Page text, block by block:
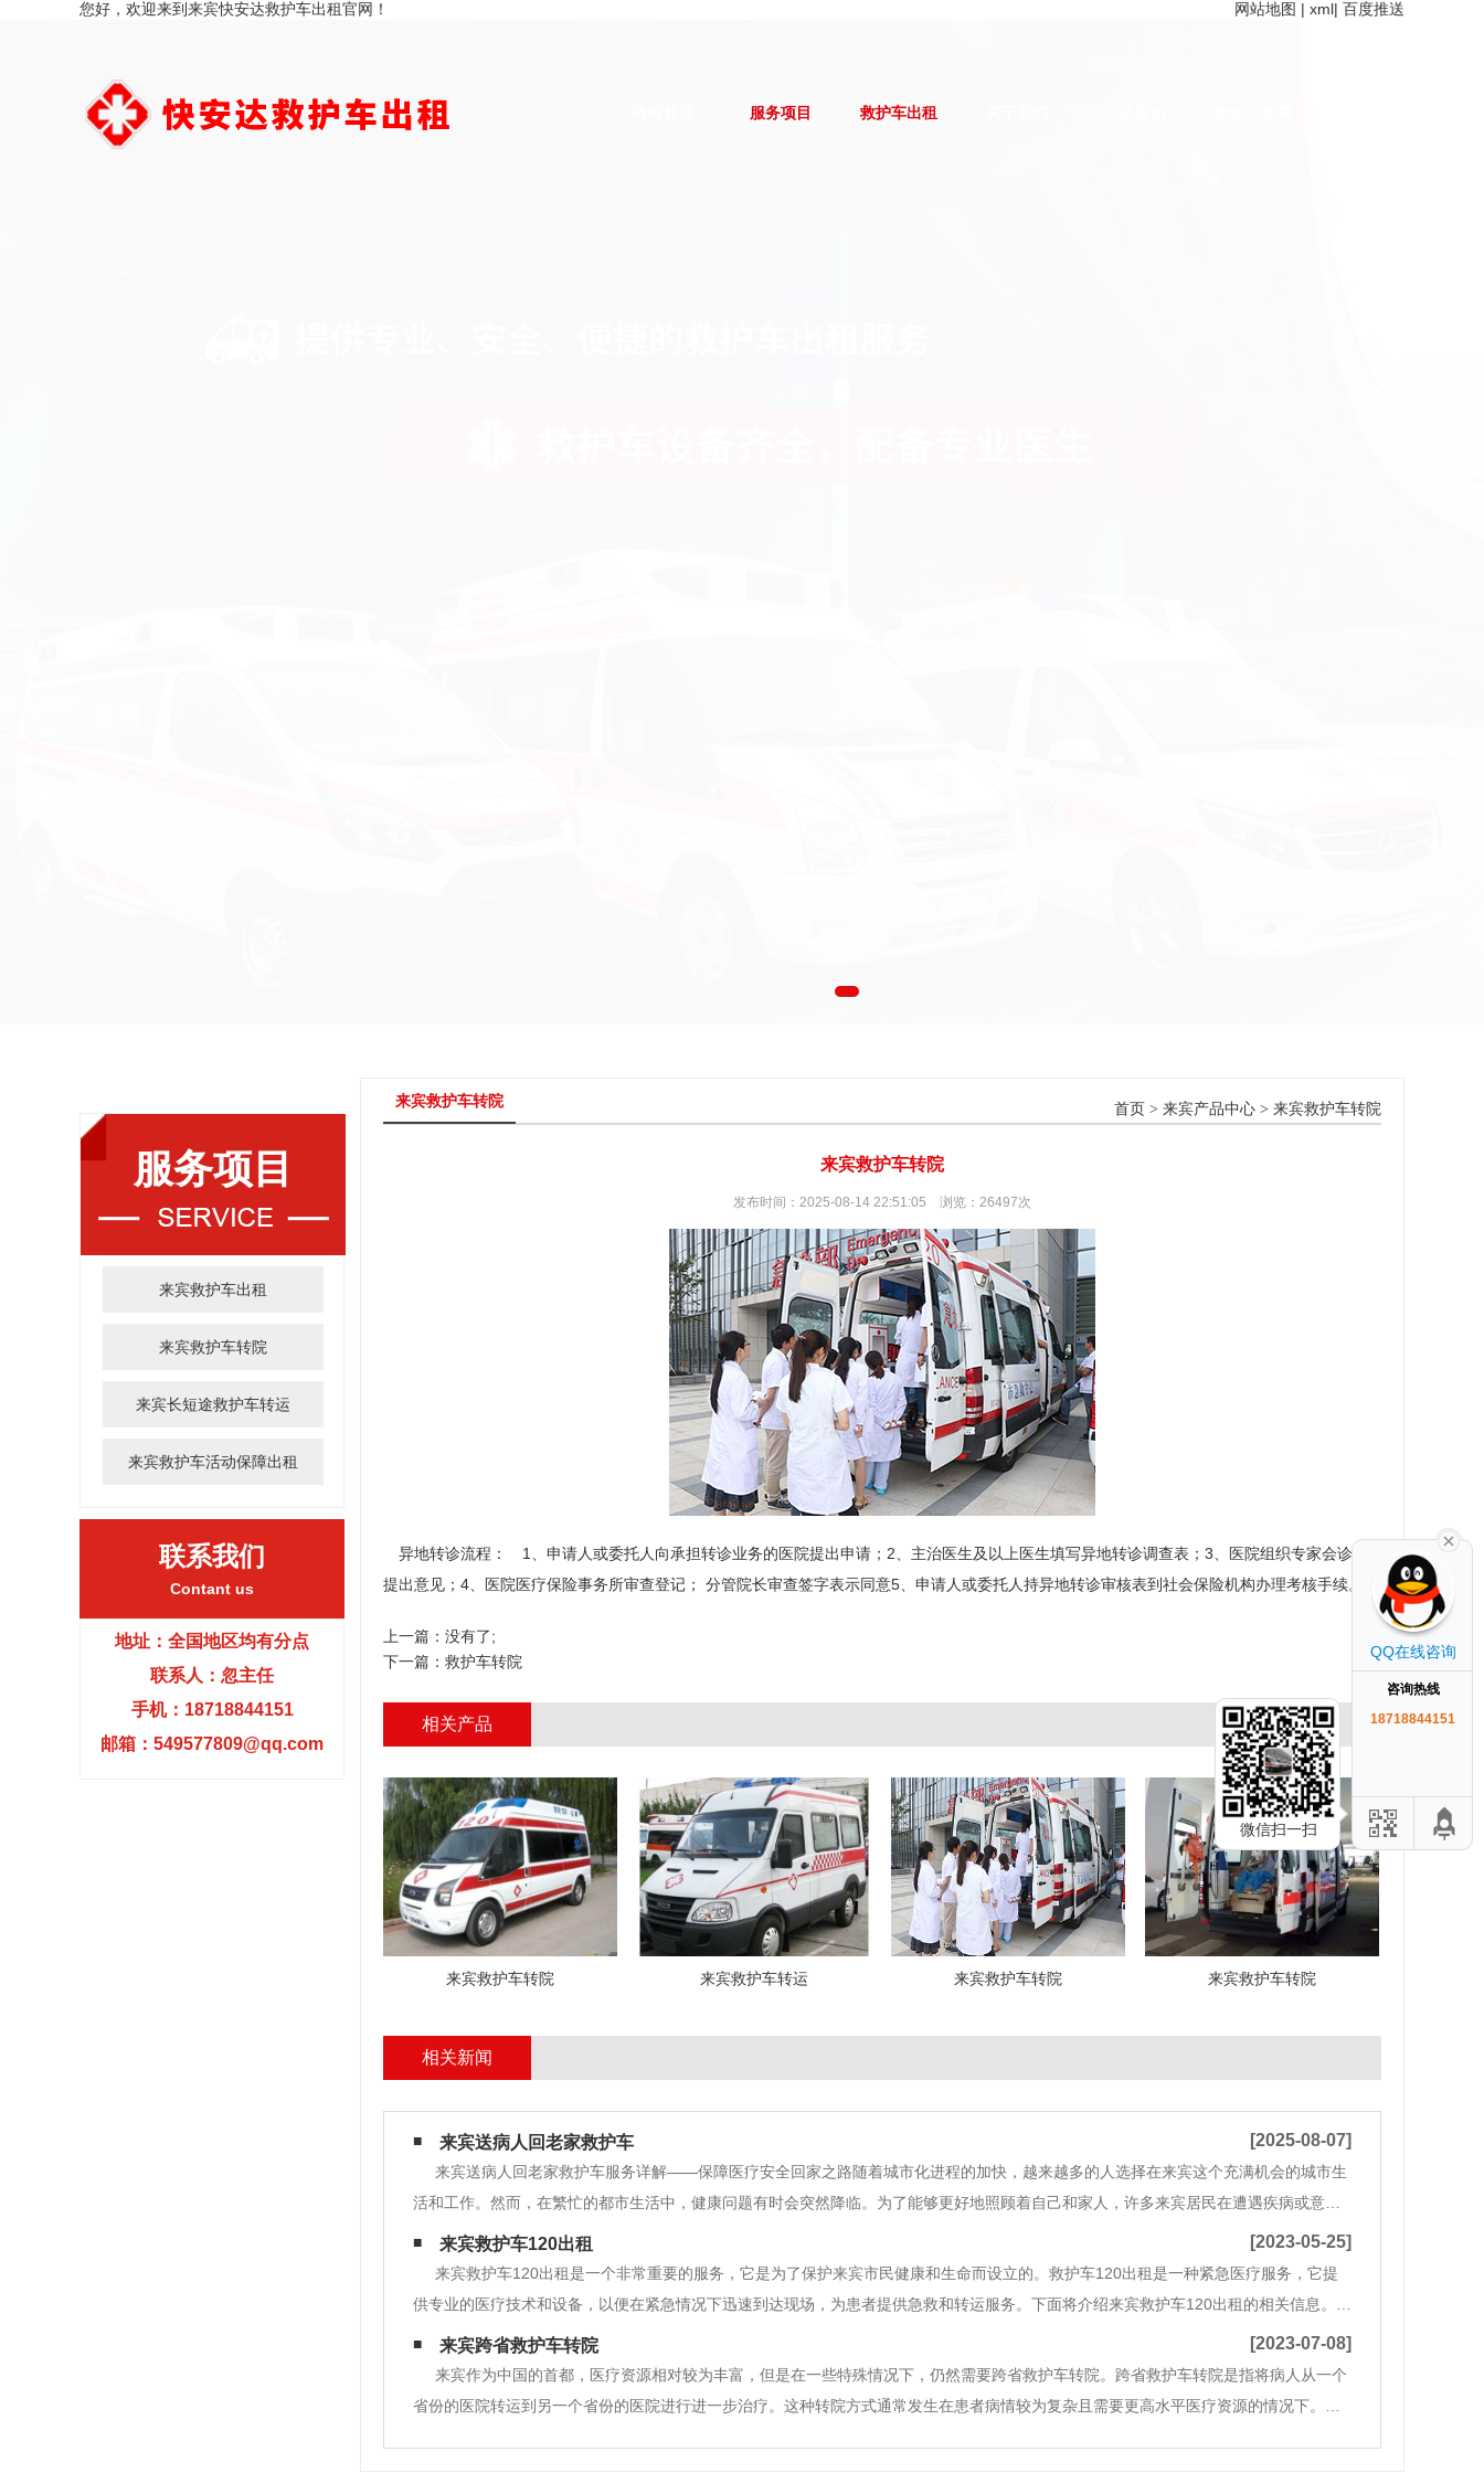
您好，欢迎来到来宾快安达救护车出租官网！ 网站地图 | xml| 百度推送
服务项目 救护车出租
服务项目
来宾救护车出租
来宾救护车转院
来宾长短途救护车转运
来宾救护车活动保障出租
联系我们
Contant us
地址：全国地区均有分点
联系人：忽主任
手机：18718844151
邮箱：549577809@qq.com
来宾救护车转院 首页 > 来宾产品中心 > 来宾救护车转院
来宾救护车转院
发布时间：2025-08-14 22:51:05 浏览：26497次
异地转诊流程： 1、申请人或委托人向承担转诊业务的医院提出申请；2、主治医生及以上医生填写异地转诊调查表；3、医院组织专家会诊并
提出意见；4、医院医疗保险事务所审查登记； 分管院长审查签字表示同意5、申请人或委托人持异地转诊审核表到社会保险机构办理考核手续。
上一篇：没有了;
下一篇： 救护车转院
相关产品
来宾救护车转院 来宾救护车转运 来宾救护车转院 来宾救护车转院
相关新闻
来宾送病人回老家救护车 [2025-08-07]
来宾送病人回老家救护车服务详解——保障医疗安全回家之路随着城市化进程的加快，越来越多的人选择在来宾这个充满机会的城市生
活和工作。然而，在繁忙的都市生活中，健康问题有时会突然降临。为了能够更好地照顾着自己和家人，许多来宾居民在遭遇疾病或意外
时，需要考虑如何安全地将病人送回老家接受家人的照顾。来宾送病人回老家救护车服务应运而生，它为需要转运的病人提供了极大的便
利。本文将对这一服务进行全面详细的介绍。&
来宾救护车120出租 [2023-05-25]
来宾救护车120出租是一个非常重要的服务，它是为了保护来宾市民健康和生命而设立的。救护车120出租是一种紧急医疗服务，它提
供专业的医疗技术和设备，以便在紧急情况下迅速到达现场，为患者提供急救和转运服务。下面将介绍来宾救护车120出租的相关信息。首
先，来宾救护车120出租是由来宾市卫生和计划生育委员会管理的。它们的任务是为来宾市民在紧急情况下提供快速、安全和高质量的医疗
服务。来宾救护车120出租有一
来宾跨省救护车转院 [2023-07-08]
来宾作为中国的首都，医疗资源相对较为丰富，但是在一些特殊情况下，仍然需要跨省救护车转院。跨省救护车转院是指将病人从一个
省份的医院转运到另一个省份的医院进行进一步治疗。这种转院方式通常发生在患者病情较为复杂且需要更高水平医疗资源的情况下。来
QQ在线咨询
咨询热线
18718844151
微信扫一扫